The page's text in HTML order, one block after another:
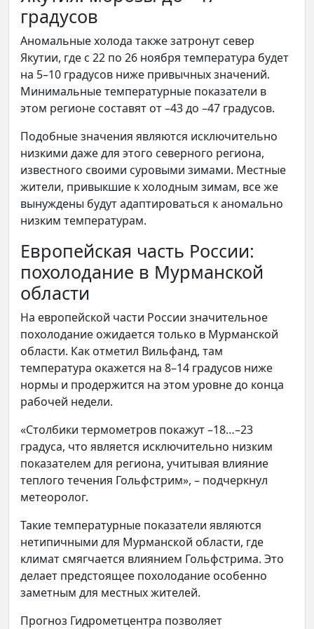
градусов
Аномальные холода также затронут север
Якутии, где с 22 по 26 ноября температура будет
на 5–10 градусов ниже привычных значений.
Минимальные температурные показатели в
этом регионе составят от –43 до –47 градусов.
Подобные значения являются исключительно
низкими даже для этого северного региона,
известного своими суровыми зимами. Местные
жители, привыкшие к холодным зимам, все же
вынуждены будут адаптироваться к аномально
низким температурам.
Европейская часть России:
похолодание в Мурманской
области
На европейской части России значительное
похолодание ожидается только в Мурманской
области. Как отметил Вильфанд, там
температура окажется на 8–14 градусов ниже
нормы и продержится на этом уровне до конца
рабочей недели.
«Столбики термометров покажут –18…–23
градуса, что является исключительно низким
показателем для региона, учитывая влияние
теплого течения Гольфстрим», – подчеркнул
метеоролог.
Такие температурные показатели являются
нетипичными для Мурманской области, где
климат смягчается влиянием Гольфстрима. Это
делает предстоящее похолодание особенно
заметным для местных жителей.
Прогноз Гидрометцентра позволяет